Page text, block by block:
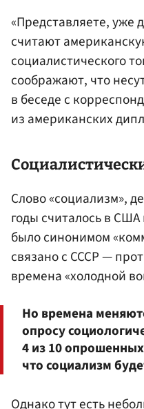
«Представляете, уже
считают
социалистического
соображают, что
в беседе с
из американских
Слово «социализм»,
годы считалось в
было синонимом
связано с СССР —
времена «холодной
Но времена
опросу
4 из 10
что социализм
Однако тут есть